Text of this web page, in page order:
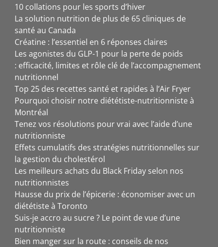
10 collations pour les sports d’hiver
La solution nutrition de plus de 65 cliniques de
santé au Canada
Créatine : l’essentiel en 6 réponses claires
Les agonistes du GLP-1 pour la perte de poids
: efficacité, limites et rôle clé de l’accompagnement
nutritionnel
Top 25 des recettes santé et rapides à l’Air Fryer
Pourquoi choisir notre diététiste-nutritionniste à
Montréal
Tenez vos résolutions pour vrai avec l’aide d’une
nutritionniste
Effets cumulatifs des stratégies nutritionnelles sur
la gestion du cholestérol
Les meilleurs achats du Black Friday selon nos
nutritionnistes
Hausse du prix de l’épicerie : économiser avec un
diététiste à Toronto
Suis-je accro au sucre ? Le point de vue d’une
nutritionniste
Bien manger sur la route : conseils de nos